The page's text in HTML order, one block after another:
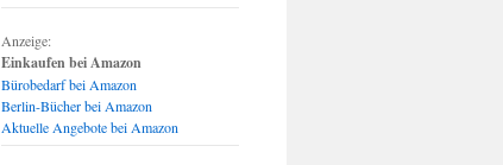
Anzeige:
Einkaufen bei Amazon
Bürobedarf bei Amazon
Berlin-Bücher bei Amazon
Aktuelle Angebote bei Amazon